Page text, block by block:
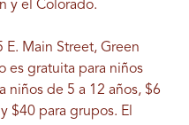
y el Colorado.
E. Main Street, Green
es gratuita para niños
niños de 5 a 12 años, $6
$40 para grupos. El